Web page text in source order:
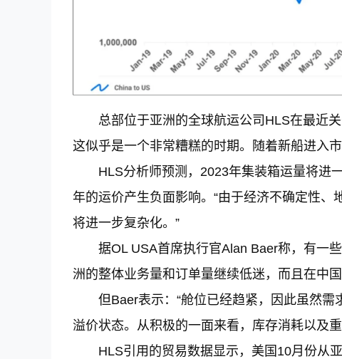
总部位于亚洲的全球航运公司HLS在最近
这似乎是一个非常糟糕的时期。随着新船进入
HLS分析师预测，2023年集装箱运量将进
年的运价产生负面影响。“由于经济不确定性
将进一步复杂化。”
据OL USA首席执行官Alan Baer称，有一
洲的整体业务量和订单量继续低迷，而且在中
但Baer表示：“舱位已经趋紧，因此虽然
溢价状态。从积极的一面来看，库存消耗以及
HLS引用的贸易数据显示，美国10月份从